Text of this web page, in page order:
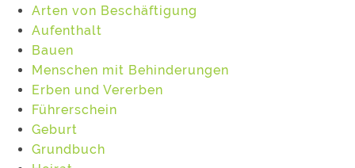
Arten von Beschäftigung
Aufenthalt
Bauen
Menschen mit Behinderungen
Erben und Vererben
Führerschein
Geburt
Grundbuch